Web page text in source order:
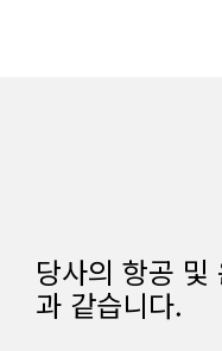
당사의 항공 및
과 같습니다.